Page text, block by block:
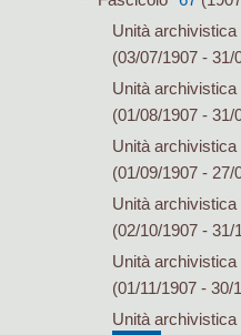
Unità archivistica
(03/07/1907 - 31/
Unità archivistica
(01/08/1907 - 31/
Unità archivistica
(01/09/1907 - 27/
Unità archivistica
(02/10/1907 - 31/
Unità archivistica
(01/11/1907 - 30/
Unità archivistica